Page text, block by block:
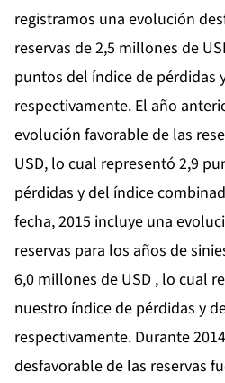
registramos una evolución
reservas de 2,5 millones de
puntos del índice de pérdidas
respectivamente. El año
evolución favorable de las
USD, lo cual representó 2,9
pérdidas y del índice
fecha, 2015 incluye una
reservas para los años de
6,0 millones de USD , lo cual
nuestro índice de pérdidas y
respectivamente. Durante
desfavorable de las reservas